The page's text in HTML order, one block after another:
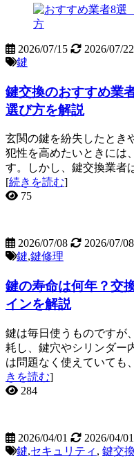
2026/07/15
2026/07/22
鍵
鍵交換のおすすめ業
選び方を解説
玄関の鍵を紛失したとき
犯性を高めたいときには
す。しかし、鍵交換業者
[続きを読む]
75
2026/07/08
2026/07/08
鍵,鍵修理
鍵の寿命は何年？交
インを解説
鍵は毎日使うものですが
耗し、鍵穴やシリンダー
は問題なく使えていて
きを読む]
284
2026/04/01
2026/04/01
鍵,セキュリティ , 鍵交換